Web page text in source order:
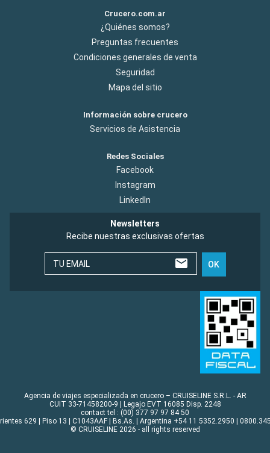
Crucero.com.ar
¿Quiénes somos?
Preguntas frecuentes
Condiciones generales de venta
Seguridad
Mapa del sitio
Información sobre crucero
Servicios de Asistencia
Redes Sociales
Facebook
Instagram
LinkedIn
Newsletters
Recibe nuestras exclusivas ofertas
TU EMAIL OK
Agencia de viajes especializada en crucero – CRUISELINE S.R.L. - AR
CUIT 33-71458200-9 | Legajo EVT 16085 Disp. 2248
contact tel : (00) 377 97 97 84 50
629 | Piso 13 | C1043AAF | Bs.As. | Argentina +54 11 5352.2950 |
© CRUISELINE 2026 - all rights reserved